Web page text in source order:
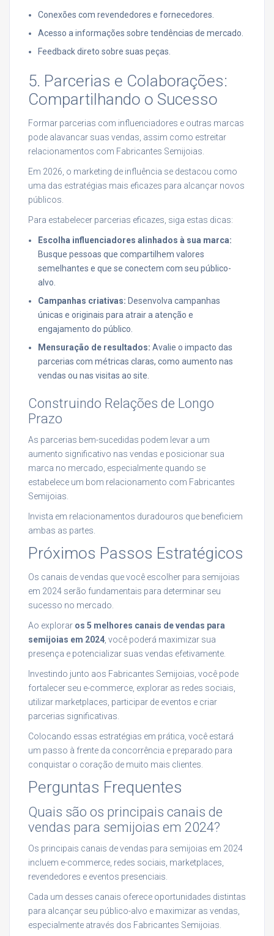
Conexões com revendedores e fornecedores.
Acesso a informações sobre tendências de mercado.
Feedback direto sobre suas peças.
5. Parcerias e Colaborações:
Compartilhando o Sucesso
Formar parcerias com influenciadores e outras marcas
pode alavancar suas vendas, assim como estreitar
relacionamentos com Fabricantes Semijoias.
Em 2026, o marketing de influência se destacou como
uma das estratégias mais eficazes para alcançar novos
públicos.
Para estabelecer parcerias eficazes, siga estas dicas:
Escolha influenciadores alinhados à sua marca:
Busque pessoas que compartilhem valores
semelhantes e que se conectem com seu público-
alvo.
Campanhas criativas: Desenvolva campanhas
únicas e originais para atrair a atenção e
engajamento do público.
Mensuração de resultados: Avalie o impacto das
parcerias com métricas claras, como aumento nas
vendas ou nas visitas ao site.
Construindo Relações de Longo
Prazo
As parcerias bem-sucedidas podem levar a um
aumento significativo nas vendas e posicionar sua
marca no mercado, especialmente quando se
estabelece um bom relacionamento com Fabricantes
Semijoias.
Invista em relacionamentos duradouros que beneficiem
ambas as partes.
Próximos Passos Estratégicos
Os canais de vendas que você escolher para semijoias
em 2024 serão fundamentais para determinar seu
sucesso no mercado.
Ao explorar os 5 melhores canais de vendas para
semijoias em 2024 , você poderá maximizar sua
presença e potencializar suas vendas efetivamente.
Investindo junto aos Fabricantes Semijoias, você pode
fortalecer seu e-commerce, explorar as redes sociais,
utilizar marketplaces, participar de eventos e criar
parcerias significativas.
Colocando essas estratégias em prática, você estará
um passo à frente da concorrência e preparado para
conquistar o coração de muito mais clientes.
Perguntas Frequentes
Quais são os principais canais de
vendas para semijoias em 2024?
Os principais canais de vendas para semijoias em 2024
incluem e-commerce, redes sociais, marketplaces,
revendedores e eventos presenciais.
Cada um desses canais oferece oportunidades distintas
para alcançar seu público-alvo e maximizar as vendas,
especialmente através dos Fabricantes Semijoias.